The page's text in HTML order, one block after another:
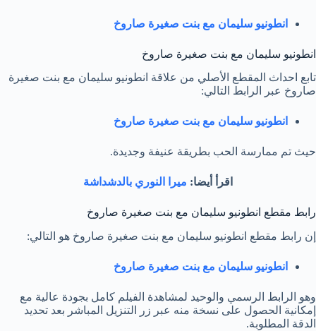
انطونيو سليمان مع بنت صغيرة صاروخ
انطونيو سليمان مع بنت صغيرة صاروخ
تابع احداث المقطع الأصلي من علاقة انطونيو سليمان مع بنت صغيرة
صاروخ عبر الرابط التالي:
انطونيو سليمان مع بنت صغيرة صاروخ
حيث تم ممارسة الحب بطريقة عنيفة وجديدة.
اقرأ أيضا: ميرا النوري بالدشداشة
رابط مقطع انطونيو سليمان مع بنت صغيرة صاروخ
إن رابط مقطع انطونيو سليمان مع بنت صغيرة صاروخ هو التالي:
انطونيو سليمان مع بنت صغيرة صاروخ
وهو الرابط الرسمي والوحيد لمشاهدة الفيلم كامل بجودة عالية مع
إمكانية الحصول على نسخة منه عبر زر التنزيل المباشر بعد تحديد
الدقة المطلوبة.